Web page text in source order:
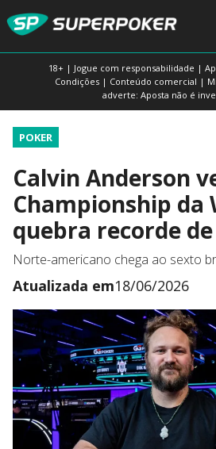
18+ | Jogue com responsabilidade |
Condições | Conteúdo comercial |
adverte: Aposta não é
POKER
Calvin Anderson
Championship da
quebra recorde
Norte-americano chega ao sexto
Atualizada em18/06/2026